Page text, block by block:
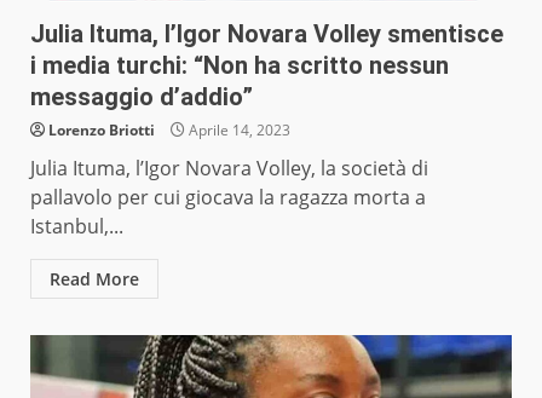
Julia Ituma, l’Igor Novara Volley smentisce
i media turchi: “Non ha scritto nessun
messaggio d’addio”
Lorenzo Briotti Aprile 14, 2023
Julia Ituma, l’Igor Novara Volley, la società di
pallavolo per cui giocava la ragazza morta a
Istanbul,...
Read More